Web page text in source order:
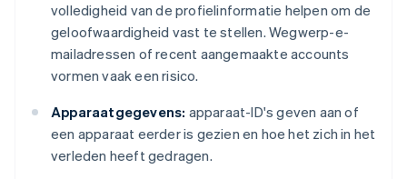
volledigheid van de profielinformatie helpen om de
geloofwaardigheid vast te stellen. Wegwerp-e-
mailadressen of recent aangemaakte accounts
vormen vaak een risico.
Apparaatgegevens: apparaat-ID's geven aan of
een apparaat eerder is gezien en hoe het zich in het
verleden heeft gedragen.